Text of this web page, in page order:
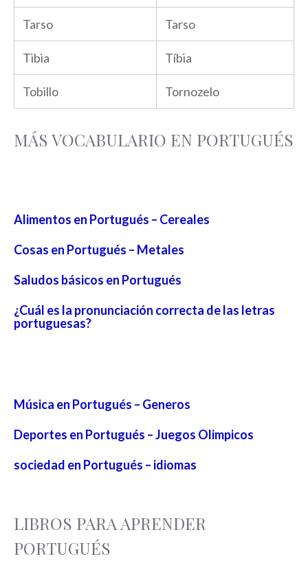
Tarso Tarso
Tibia Tíbia
Tobillo Tornozelo
MÁS VOCABULARIO EN PORTUGUÉS
Alimentos en Portugués – Cereales
Cosas en Portugués – Metales
Saludos básicos en Portugués
¿Cuál es la pronunciación correcta de las letras
portuguesas?
Música en Portugués – Generos
Deportes en Portugués – Juegos Olimpicos
sociedad en Portugués – idiomas
LIBROS PARA APRENDER
PORTUGUÉS